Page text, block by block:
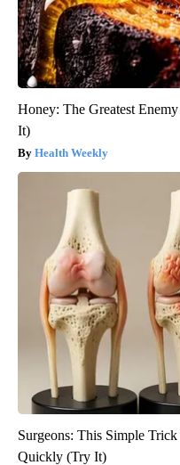
Honey: The Greatest
It)
Health Weekly
Surgeons: This Simple
Quickly (Try It)